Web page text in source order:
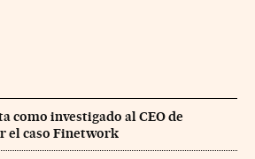
como investigado al CEO de
el caso Finetwork